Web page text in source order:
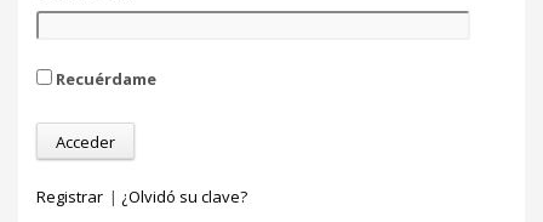
Recuérdame
Registrar | ¿Olvidó su clave?